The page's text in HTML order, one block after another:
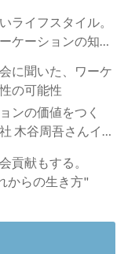
ライフスタイル。
ケーションの知ら
に聞いた、ワーケ
の可能性
ンの価値をつく
木谷周吾さんイン
貢献もする。
からの生き方"